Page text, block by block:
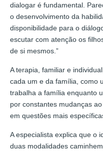
dialogar é fundamental.
o desenvolvimento da
disponibilidade para o
escutar com atenção os
de si mesmos.”
A terapia, familiar e
cada um e da família, como
trabalha a família enquanto
por constantes mudanças
em questões mais
A especialista explica que o
duas modalidades